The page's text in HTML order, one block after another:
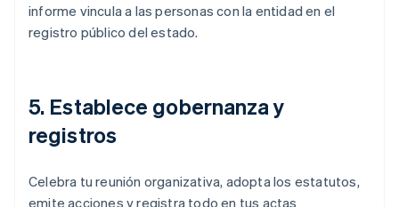
informe vincula a las personas con la entidad en el
registro público del estado.
5. Establece gobernanza y
registros
Celebra tu reunión organizativa, adopta los estatutos,
emite acciones y registra todo en tus actas